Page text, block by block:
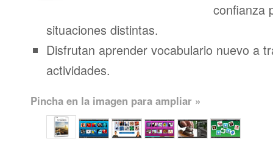
confianza
situaciones distintas.
Disfrutan aprender vocabulario nuevo a
actividades.
Pincha en la imagen para ampliar »